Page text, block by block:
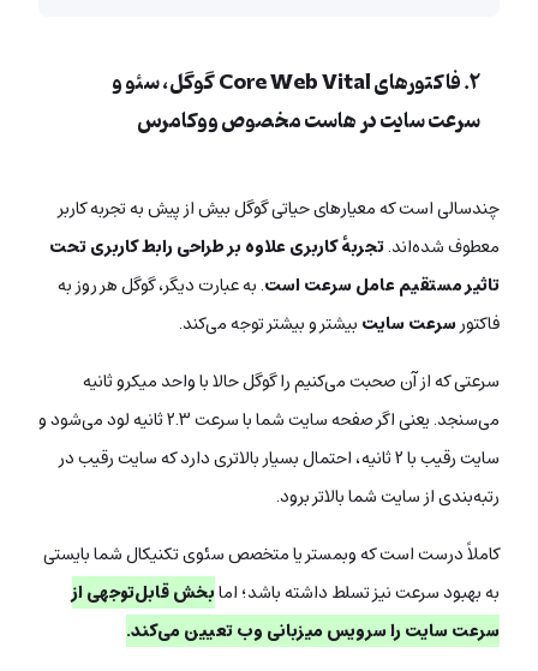
۲. فاکتورهای Core Web Vital گوگل، سئو و
سرعت سایت در هاست مخصوص ووکامرس
چندسالی است که معیارهای حیاتی گوگل بیش از پیش به تجربه‌ کاربر
معطوف شده‌اند.تجربه‌ٔ کاربری علاوه بر طراحی رابط کاربری تحت
تاثیر مستقیم عامل سرعت است. به عبارت دیگر، گوگل هر روز به
فاکتورسرعت سایتبیشتر و بیشتر توجه می‌کند.
سرعتی که از آن صحبت می‌کنیم را گوگل حالا با واحد میکرو ثانیه
می‌سنجد. یعنی اگر صفحه سایت شما با سرعت ۲.۳ ثانیه لود می‌شود و
سایت رقیب با ۲ ثانیه، احتمال بسیار بالاتری دارد که سایت رقیب در
رتبه‌بندی از سایت شما بالاتر برود.
کاملاً درست است که وبمستر یا متخصص سئوی تکنیکال شما بایستی
به بهبود سرعت نیز تسلط داشته باشد؛ امابخش قابل‌‌توجهی از
سرعت سایت را سرویس میزبانی وب تعیین می‌کند.